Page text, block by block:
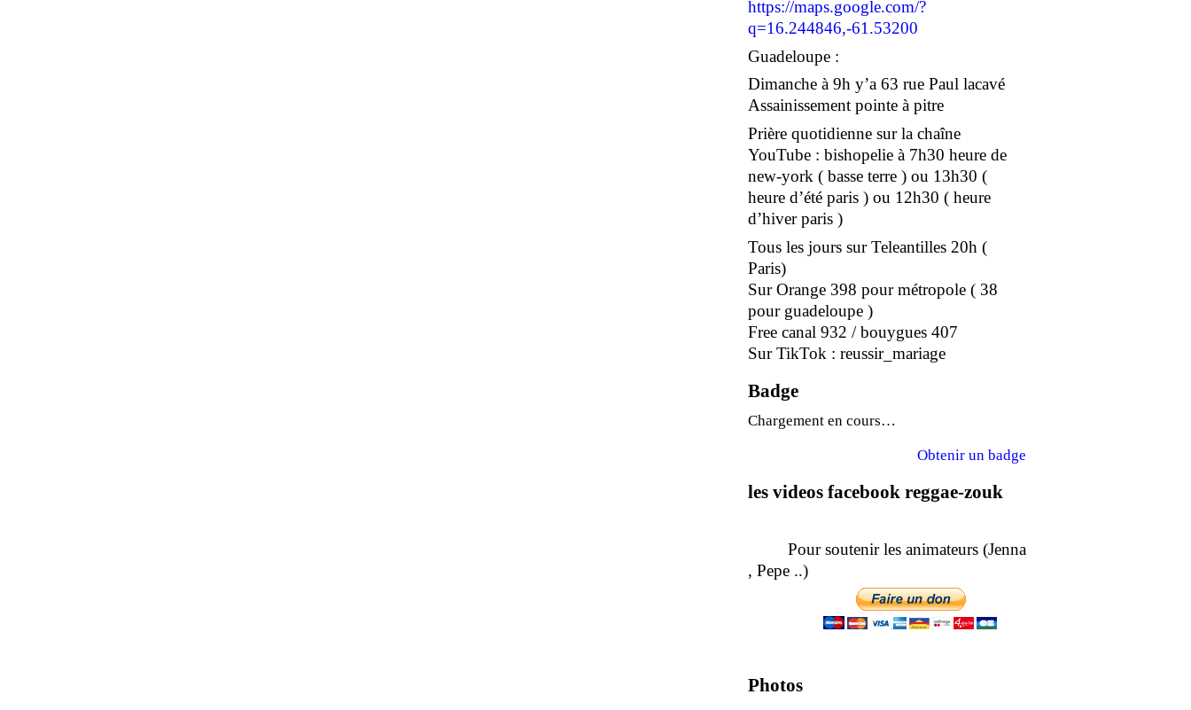
https://maps.google.com/?
q=16.244846,-61.53200
Guadeloupe :
Dimanche à 9h y’a 63 rue Paul lacavé
Assainissement pointe à pitre
Prière quotidienne sur la chaîne
YouTube : bishopelie à 7h30 heure de
new-york ( basse terre ) ou 13h30 (
heure d’été paris ) ou 12h30 ( heure
d’hiver paris )
Tous les jours sur Teleantilles 20h (
Paris)
Sur Orange 398 pour métropole ( 38
pour guadeloupe )
Free canal 932 / bouygues 407
Sur TikTok : reussir_mariage
Badge
Chargement en cours…
Obtenir un badge
les videos facebook reggae-zouk
Pour soutenir les animateurs (Jenna
, Pepe ..)
Photos